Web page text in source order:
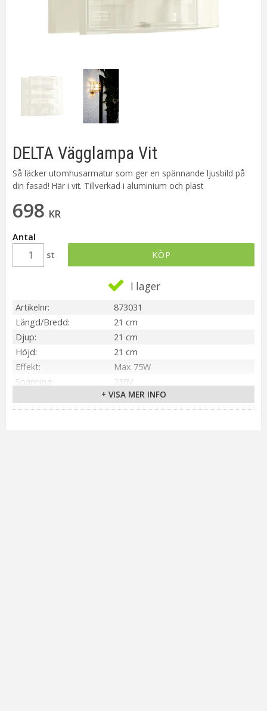
DELTA Vägglampa Vit
Så läcker utomhusarmatur som ger en spännande ljusbild på
din fasad! Här i vit. Tillverkad i aluminium och plast
698 KR
Antal
st
KÖP
I lager
Artikelnr
873031
Längd/Bredd
21 cm
Djup
21 cm
Höjd
21 cm
Effekt
Max 75W
Spänning
230V
IP54
Material / Färg
Vit
+ VISA MER INFO